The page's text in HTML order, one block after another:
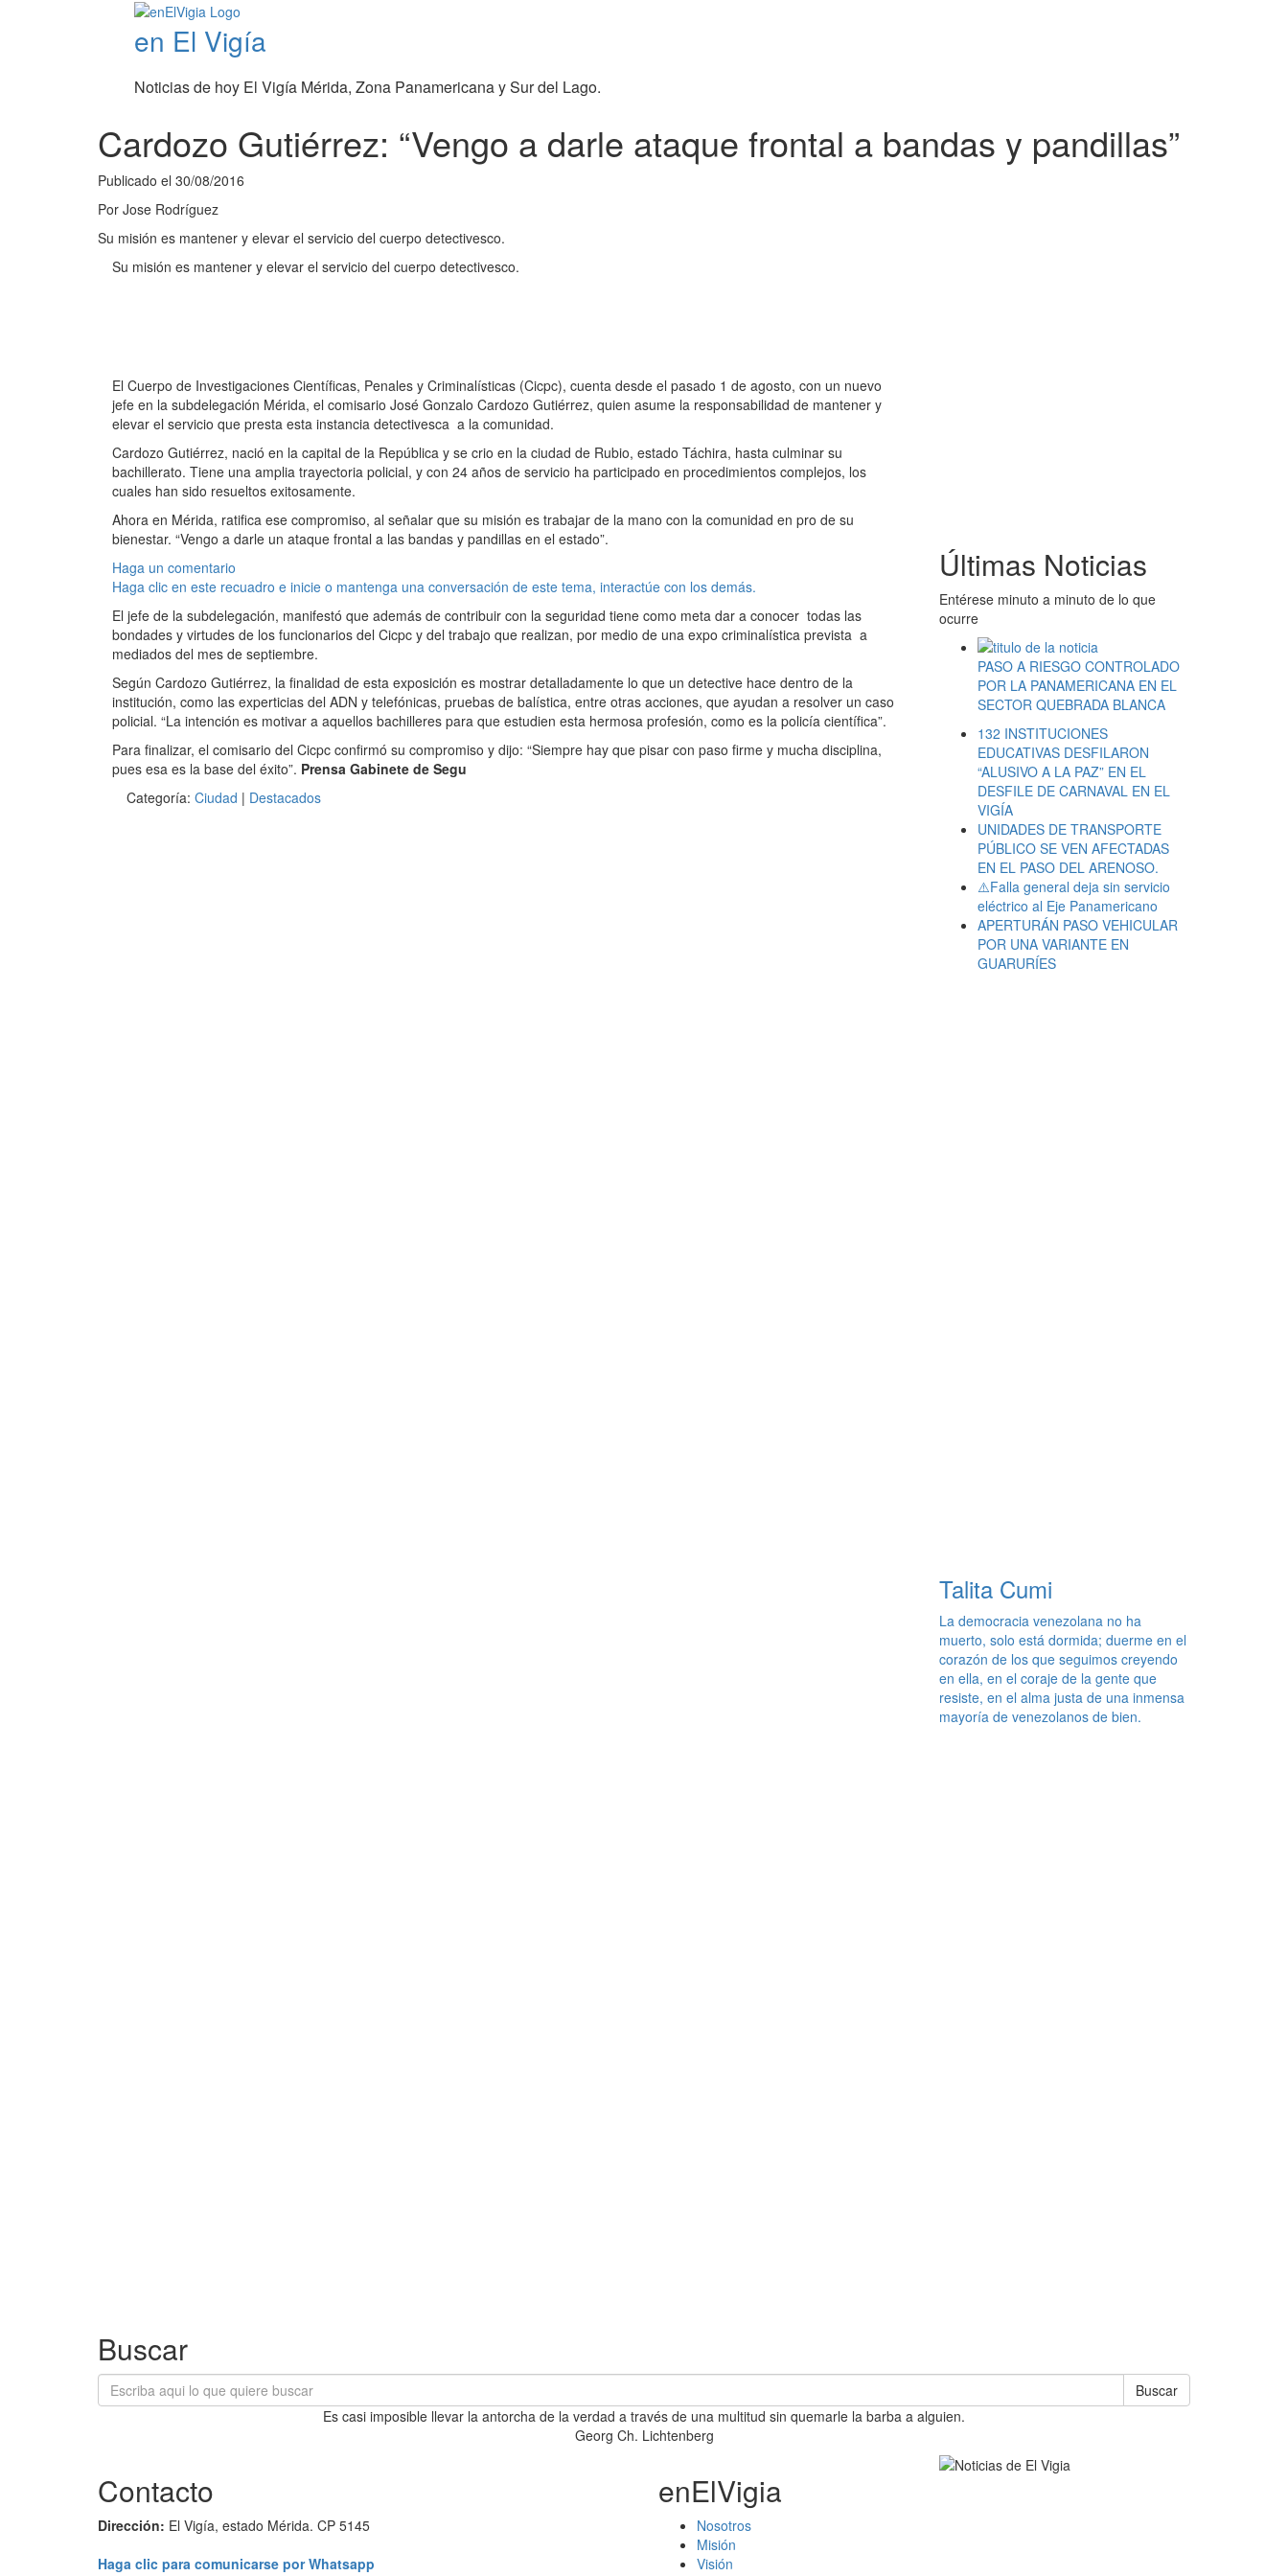
en El Vigía
Noticias de hoy El Vigía Mérida, Zona Panamericana y Sur del Lago.
Cardozo Gutiérrez: “Vengo a darle ataque frontal a bandas y pandillas”
Publicado el 30/08/2016
Por Jose Rodríguez
Su misión es mantener y elevar el servicio del cuerpo detectivesco.
Su misión es mantener y elevar el servicio del cuerpo detectivesco.
El Cuerpo de Investigaciones Científicas, Penales y Criminalísticas (Cicpc), cuenta desde el pasado 1 de agosto, con un nuevo
jefe en la subdelegación Mérida, el comisario José Gonzalo Cardozo Gutiérrez, quien asume la responsabilidad de mantener y
elevar el servicio que presta esta instancia detectivesca a la comunidad.
Cardozo Gutiérrez, nació en la capital de la República y se crio en la ciudad de Rubio, estado Táchira, hasta culminar su
bachillerato. Tiene una amplia trayectoria policial, y con 24 años de servicio ha participado en procedimientos complejos, los
cuales han sido resueltos exitosamente.
Ahora en Mérida, ratifica ese compromiso, al señalar que su misión es trabajar de la mano con la comunidad en pro de su
bienestar. “Vengo a darle un ataque frontal a las bandas y pandillas en el estado”.
Haga un comentario
Haga clic en este recuadro e inicie o mantenga una conversación de este tema, interactúe con los demás.
El jefe de la subdelegación, manifestó que además de contribuir con la seguridad tiene como meta dar a conocer todas las
bondades y virtudes de los funcionarios del Cicpc y del trabajo que realizan, por medio de una expo criminalística prevista a
mediados del mes de septiembre.
Según Cardozo Gutiérrez, la finalidad de esta exposición es mostrar detalladamente lo que un detective hace dentro de la
institución, como las experticias del ADN y telefónicas, pruebas de balística, entre otras acciones, que ayudan a resolver un caso
policial. “La intención es motivar a aquellos bachilleres para que estudien esta hermosa profesión, como es la policía científica”.
Para finalizar, el comisario del Cicpc confirmó su compromiso y dijo: “Siempre hay que pisar con paso firme y mucha disciplina,
pues esa es la base del éxito”. Prensa Gabinete de Segu
Categoría: Ciudad | Destacados
Últimas Noticias
Entérese minuto a minuto de lo que
ocurre
PASO A RIESGO CONTROLADO
POR LA PANAMERICANA EN EL
SECTOR QUEBRADA BLANCA
132 INSTITUCIONES
EDUCATIVAS DESFILARON
“ALUSIVO A LA PAZ” EN EL
DESFILE DE CARNAVAL EN EL
VIGÍA
UNIDADES DE TRANSPORTE
PÚBLICO SE VEN AFECTADAS
EN EL PASO DEL ARENOSO.
⚠️Falla general deja sin servicio
eléctrico al Eje Panamericano
APERTURÁN PASO VEHICULAR
POR UNA VARIANTE EN
GUARURÍES
Talita Cumi
La democracia venezolana no ha
muerto, solo está dormida; duerme en el
corazón de los que seguimos creyendo
en ella, en el coraje de la gente que
resiste, en el alma justa de una inmensa
mayoría de venezolanos de bien.
Buscar
Buscar
Es casi imposible llevar la antorcha de la verdad a través de una multitud sin quemarle la barba a alguien.
Georg Ch. Lichtenberg
Contacto
Dirección: El Vigía, estado Mérida. CP 5145
Haga clic para comunicarse por Whatsapp
enElVigia
Nosotros
Misión
Visión